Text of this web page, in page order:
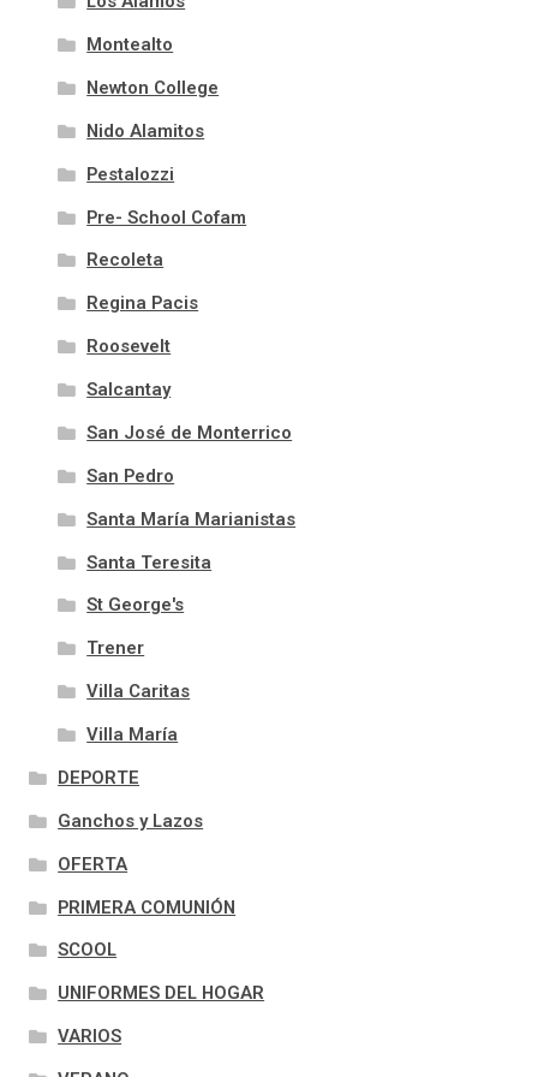
Montealto
Newton College
Nido Alamitos
Pestalozzi
Pre- School Cofam
Recoleta
Regina Pacis
Roosevelt
Salcantay
San José de Monterrico
San Pedro
Santa María Marianistas
Santa Teresita
St George's
Trener
Villa Caritas
Villa María
DEPORTE
Ganchos y Lazos
OFERTA
PRIMERA COMUNIÓN
SCOOL
UNIFORMES DEL HOGAR
VARIOS